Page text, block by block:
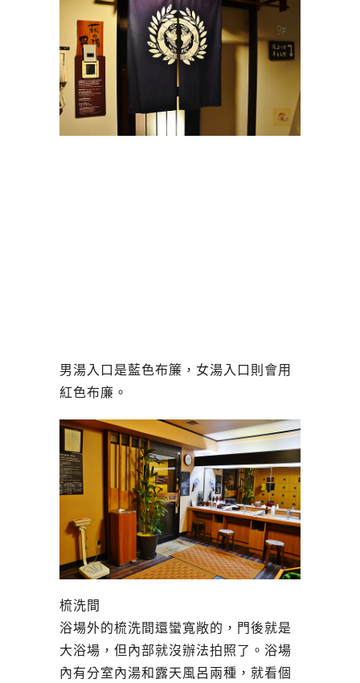
男湯入口是藍色布簾，女湯入口則會用
紅色布廉。
梳洗間
浴場外的梳洗間還蠻寬敞的，門後就是
大浴場，但內部就沒辦法拍照了。浴場
內有分室內湯和露天風呂兩種，就看個